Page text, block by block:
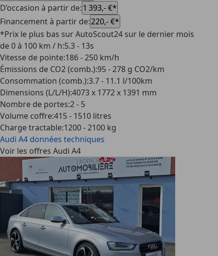
D’occasion à partir de:1 393,- €*
Financement à partir de:220,- €*
*Prix le plus bas sur AutoScout24 sur le dernier mois
de 0 à 100 km / h:5.3 - 13s
Vitesse de pointe:186 - 250 km/h
Émissions de CO2 (comb.):95 - 278 g CO2/km
Consommation (comb.):3.7 - 11.1 l/100km
Dimensions (L/L/H):4073 x 1772 x 1391 mm
Nombre de portes:2 - 5
Volume coffre:415 - 1510 litres
Charge tractable:1200 - 2100 kg
Audi A4 données techniques
Voir les offres Audi A4